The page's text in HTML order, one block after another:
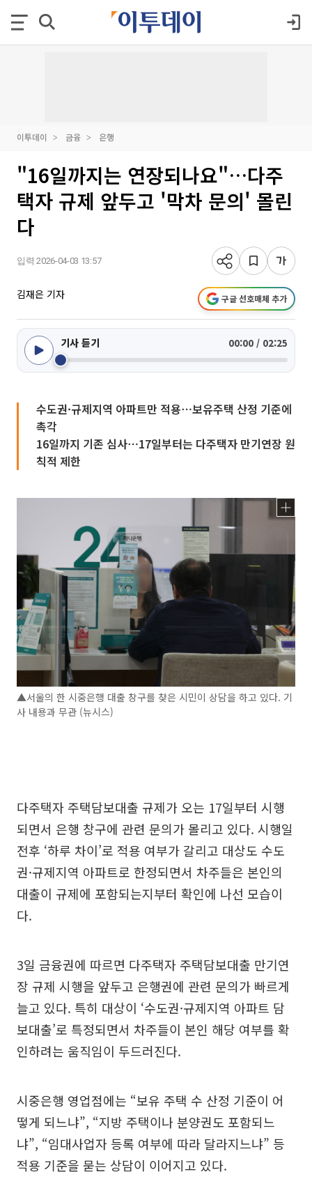
이투데이 금융 은행
"16일까지는 연장되나요"…다주
택자 규제 앞두고 '막차 문의' 몰린
다
입력 2026-04-03 13:57
김재은 기자 구글 선호매체 추가
기사 듣기 00:00 / 02:25
수도권·규제지역 아파트만 적용⋯보유주택 산정 기준에
촉각
16일까지 기존 심사⋯17일부터는 다주택자 만기연장 원
칙적 제한
▲서울의 한 시중은행 대출 창구를 찾은 시민이 상담을 하고 있다. 기
사 내용과 무관 (뉴시스)
다주택자 주택담보대출 규제가 오는 17일부터 시행
되면서 은행 창구에 관련 문의가 몰리고 있다. 시행일
전후 ‘하루 차이’로 적용 여부가 갈리고 대상도 수도
권·규제지역 아파트로 한정되면서 차주들은 본인의
대출이 규제에 포함되는지부터 확인에 나선 모습이
다.
3일 금융권에 따르면 다주택자 주택담보대출 만기연
장 규제 시행을 앞두고 은행권에 관련 문의가 빠르게
늘고 있다. 특히 대상이 ‘수도권·규제지역 아파트 담
보대출’로 특정되면서 차주들이 본인 해당 여부를 확
인하려는 움직임이 두드러진다.
시중은행 영업점에는 “보유 주택 수 산정 기준이 어
떻게 되느냐”, “지방 주택이나 분양권도 포함되느
냐”, “임대사업자 등록 여부에 따라 달라지느냐” 등
적용 기준을 묻는 상담이 이어지고 있다.